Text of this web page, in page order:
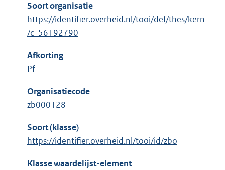
Soort organisatie
https://identifier.overheid.nl/tooi/def/thes/kern
/c_56192790
Afkorting
Pf
Organisatiecode
zb000128
Soort (klasse)
https://identifier.overheid.nl/tooi/id/zbo
Klasse waardelijst-element